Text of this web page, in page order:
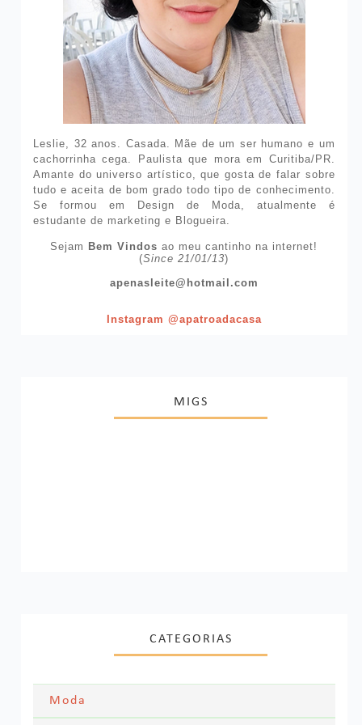
Leslie, 32 anos. Casada. Mãe de um ser humano e um
cachorrinha cega. Paulista que mora em Curitiba/PR.
Amante do universo artístico, que gosta de falar sobre
tudo e aceita de bom grado todo tipo de conhecimento.
Se formou em Design de Moda, atualmente é
estudante de marketing e Blogueira.
Sejam Bem Vindos ao meu cantinho na internet!
(Since 21/01/13)
apenasleite@hotmail.com
Instagram @apatroadacasa
MIGS
CATEGORIAS
Moda